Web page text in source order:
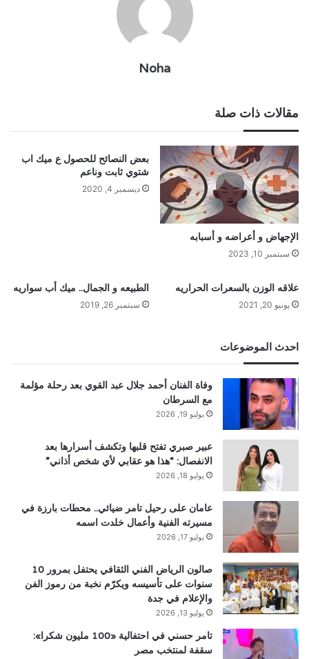
Noha
مقالات ذات صلة
الإجهاض و أعراضه و أسبابه
سبتمبر 10, 2023
بعض النصائح للحصول ع ميك اب
شتوي ثابت وناعم
ديسمبر 4, 2020
علاقه الوزن بالسعرات الحراريه
يونيو 20, 2021
الطبيعه و الجمال.. ميك أب سواريه
سبتمبر 26, 2019
احدث الموضوعات
وفاة الفنان أحمد جلال عبد القوي بعد رحلة مؤلمة
مع السرطان
يوليو 19, 2026
عبير صبري تفتح قلبها وتكشف أسرارها بعد
الانفصال: “هذا هو عقابي لأي شخص أذاني”
يوليو 18, 2026
عامان على رحيل تامر ضيائي.. محطات بارزة في
مسيرته الفنية وأعمال خلدت اسمه
يوليو 17, 2026
صالون الرياض الفني الثقافي يحتفل بمرور 10
سنوات على تأسيسه ويكرّم نخبة من رموز الفن
والإعلام في جدة
يوليو 13, 2026
تامر حسني في احتفالية «100 مليون شكرا»:
سقفة لمنتخب مصر